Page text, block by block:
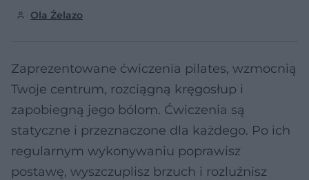
Ola Żelazo
Zaprezentowane ćwiczenia pilates, wzmocnią
Twoje centrum, rozciągną kręgosłup i
zapobiegną jego bólom. Ćwiczenia są
statyczne i przeznaczone dla każdego. Po ich
regularnym wykonywaniu poprawisz
postawę, wyszczuplisz brzuch i rozluźnisz